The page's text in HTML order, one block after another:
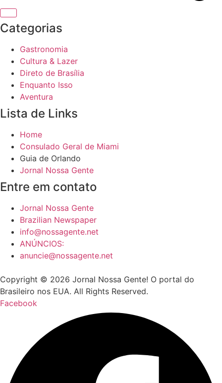
Categorias
Gastronomia
Cultura & Lazer
Direto de Brasília
Enquanto Isso
Aventura
Lista de Links
Home
Consulado Geral de Miami
Guia de Orlando
Jornal Nossa Gente
Entre em contato
Jornal Nossa Gente
Brazilian Newspaper
info@nossagente.net
ANÚNCIOS:
anuncie@nossagente.net
Copyright © 2026 Jornal Nossa Gente! O portal do
Brasileiro nos EUA. All Rights Reserved.
Facebook